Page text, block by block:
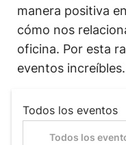
manera positiva
cómo nos
oficina. Por esta
eventos
Todos los eventos